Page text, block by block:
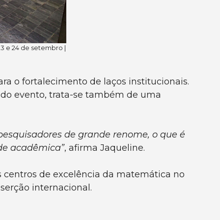
e 24 de setembro |
o fortalecimento de laços institucionais.
evento, trata-se também de uma
de grande renome, o que é
acadêmica”, afirma Jaqueline.
de excelência da matemática no
internacional.